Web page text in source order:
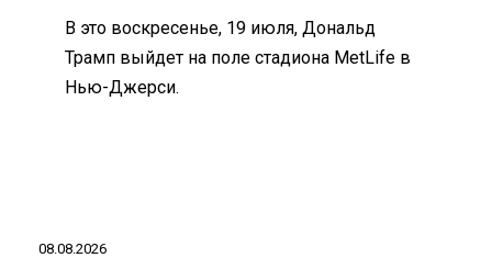
В это воскресенье, 19 июля, Дональд
Трамп выйдет на поле стадиона MetLife в
Нью-Джерси.
08.08.2026